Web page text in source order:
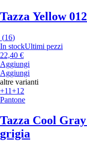
Tazza Yellow 012
(16)
In stockUltimi pezzi
22,40 €
Aggiungi
Aggiungi
altre varianti
+11+12
Pantone
Tazza Cool
grigia